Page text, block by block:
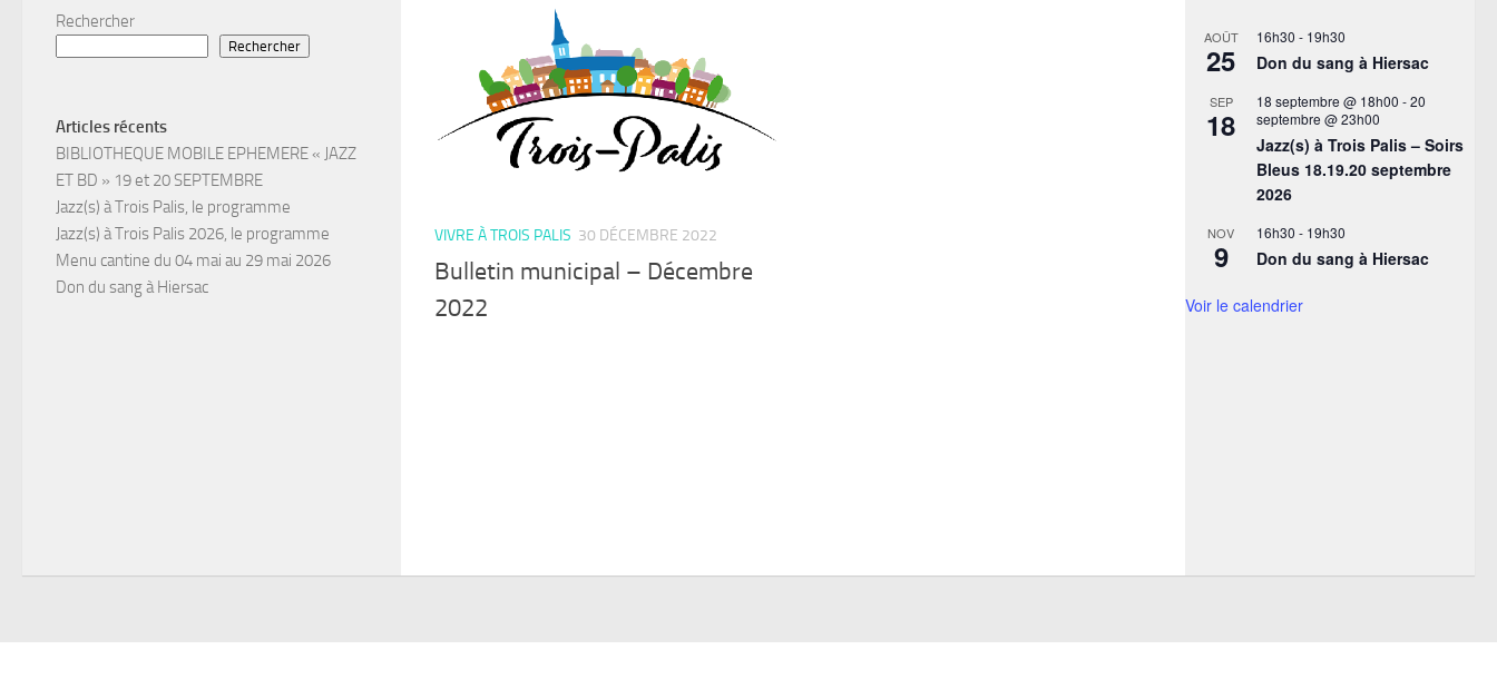
VIVRE À TROIS PALIS 30 DÉCEMBRE 2022
Bulletin municipal – Décembre
2022
Rechercher
Rechercher
Articles récents
BIBLIOTHEQUE MOBILE EPHEMERE « JAZZ
ET BD » 19 et 20 SEPTEMBRE
Jazz(s) à Trois Palis, le programme
Jazz(s) à Trois Palis 2026, le programme
Menu cantine du 04 mai au 29 mai 2026
Don du sang à Hiersac
AOÛT
25
16h30 - 19h30
Don du sang à Hiersac
SEP
18
18 septembre @ 18h00 -20
septembre @ 23h00
Jazz(s) à Trois Palis – Soirs
Bleus 18.19.20 septembre
2026
NOV
9
16h30 - 19h30
Don du sang à Hiersac
Voir le calendrier